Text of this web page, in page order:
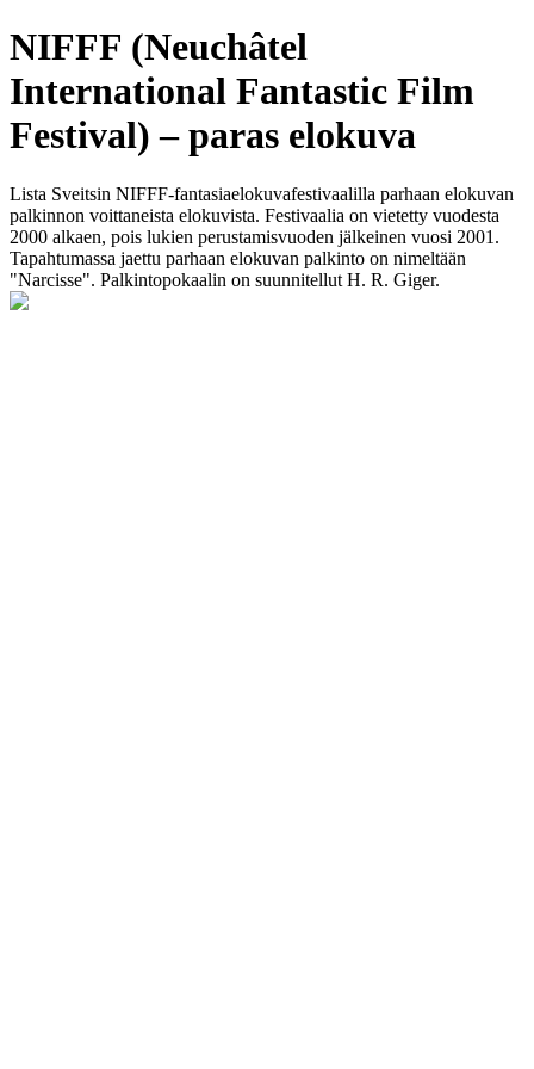
NIFFF (Neuchâtel
International Fantastic Film
Festival) – paras elokuva
Lista Sveitsin NIFFF-fantasiaelokuvafestivaalilla parhaan elokuvan
palkinnon voittaneista elokuvista. Festivaalia on vietetty vuodesta
2000 alkaen, pois lukien perustamisvuoden jälkeinen vuosi 2001.
Tapahtumassa jaettu parhaan elokuvan palkinto on nimeltään
"Narcisse". Palkintopokaalin on suunnitellut H. R. Giger.